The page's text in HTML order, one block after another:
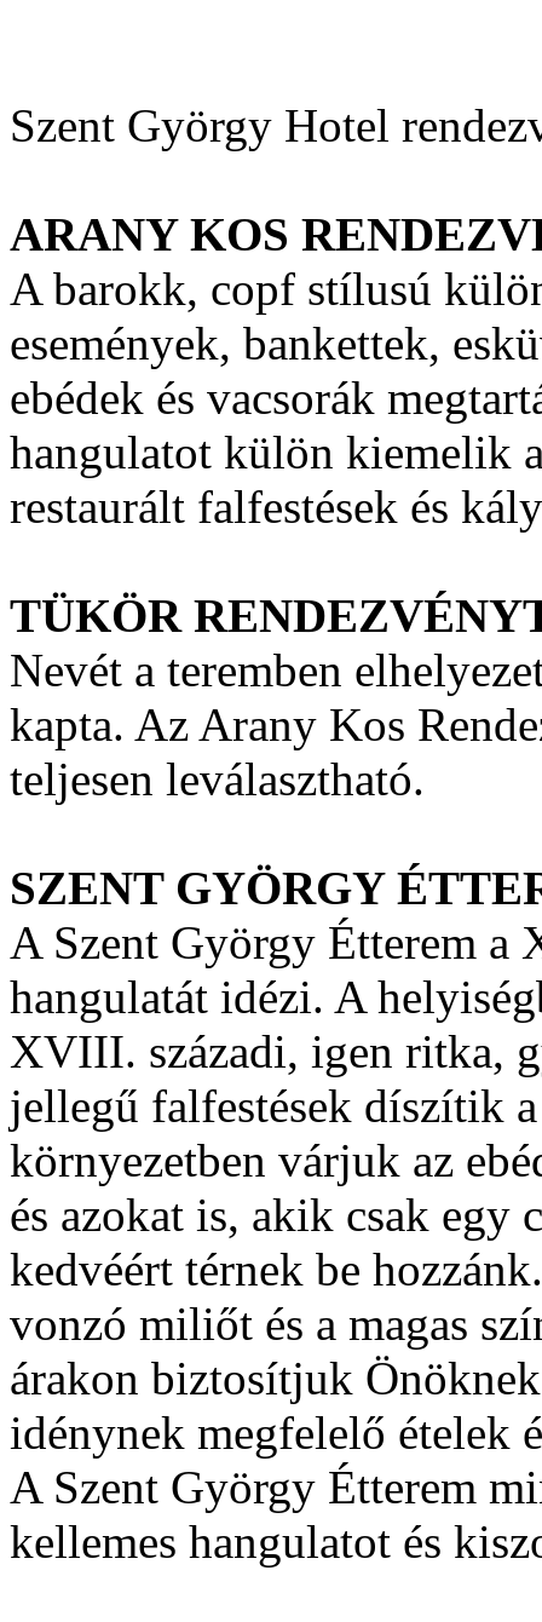
Szent György Hotel
ARANY KOS
A barokk, copf stílusú
események, bankettek,
ebédek és vacsorák
hangulatot külön kiemelik
restaurált falfestések és
TÜKÖR
Nevét a teremben
kapta. Az Arany Kos
teljesen leválasztható.
SZENT GYÖRGY
A Szent György Étterem a
hangulatát idézi. A
XVIII. századi, igen ritka,
jellegű falfestések díszítik
környezetben várjuk az
és azokat is, akik csak egy
kedvéért térnek be
vonzó miliőt és a magas
árakon biztosítjuk
idénynek megfelelő ételek
A Szent György Étterem
kellemes hangulatot és